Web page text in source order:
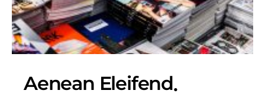
Aenean Eleifend